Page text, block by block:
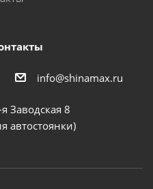
info@shinamax.ru
Заводская 8
автостоянки)